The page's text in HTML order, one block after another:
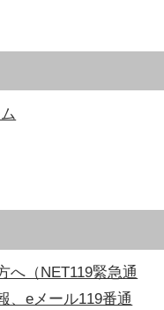
へ（NET119緊急通
、eメール119番通